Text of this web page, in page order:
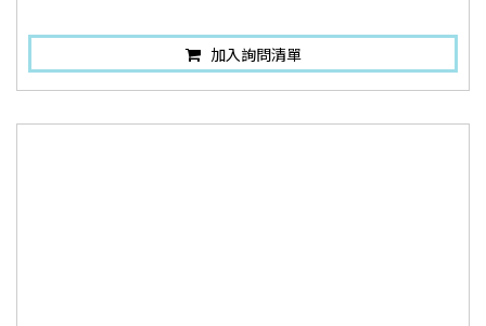
加入詢問清單